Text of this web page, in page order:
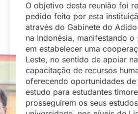
O objetivo desta reunião foi
pedido feito por esta
através do Gabinete do
na Indonésia, manifestando o
em estabelecer uma
Leste, no sentido de apoiar
capacitação de recursos
oferecendo oportunidades
estudo para estudantes
prosseguirem os seus